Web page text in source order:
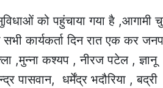
को पहुंचाया गया है ,आगामी
कार्यकर्ता दिन रात एक कर
,मुन्ना कश्यप , नीरज पटेल , ज्ञानू
धर्मेंद्र भदौरिया , बद्री